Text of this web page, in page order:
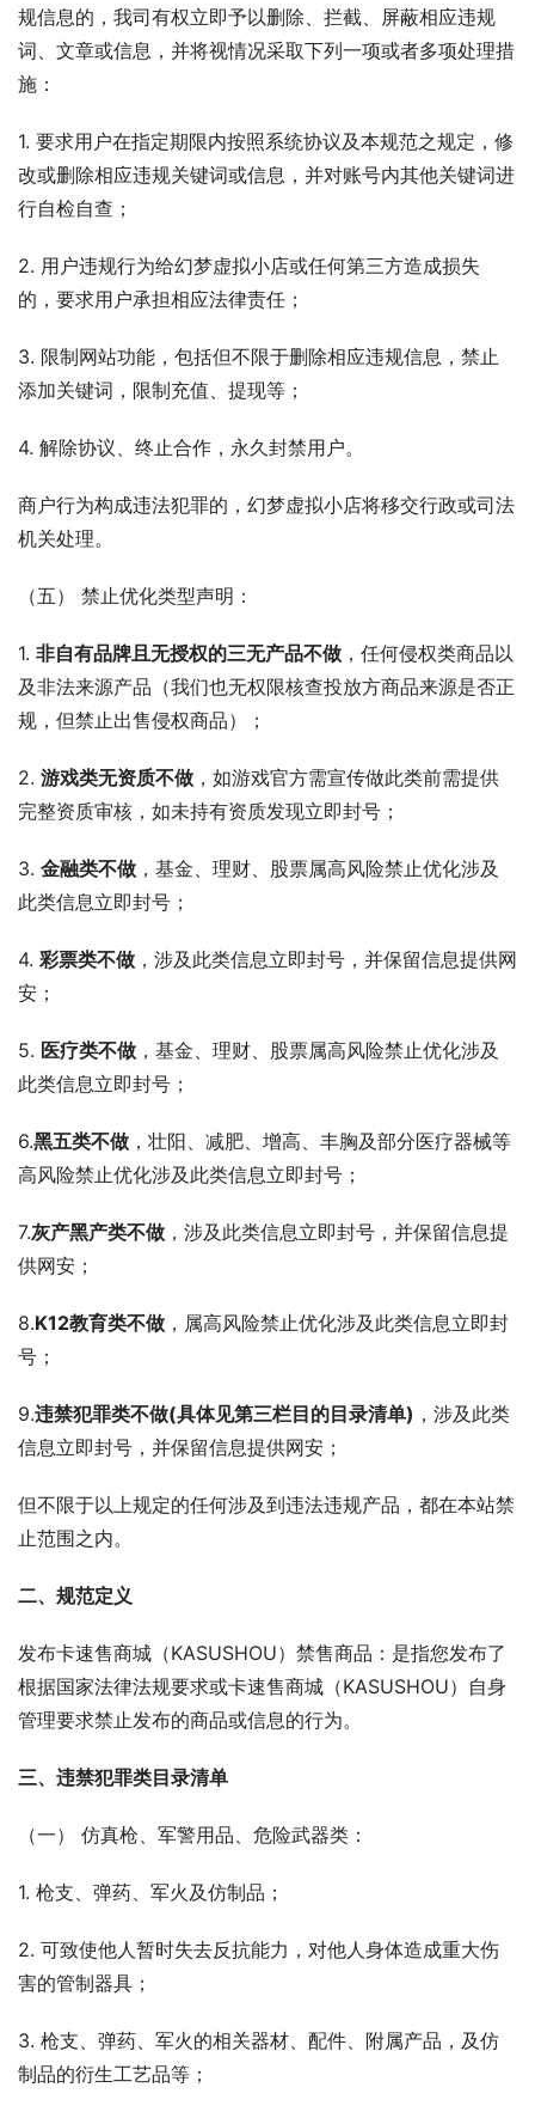
规信息的，我司有权立即予以删除、拦截、屏蔽相应违规
词、文章或信息，并将视情况采取下列一项或者多项处理措
施：
1. 要求用户在指定期限内按照系统协议及本规范之规定，修
改或删除相应违规关键词或信息，并对账号内其他关键词进
行自检自查；
2. 用户违规行为给幻梦虚拟小店或任何第三方造成损失
的，要求用户承担相应法律责任；
3. 限制网站功能，包括但不限于删除相应违规信息，禁止
添加关键词，限制充值、提现等；
4. 解除协议、终止合作，永久封禁用户。
商户行为构成违法犯罪的，幻梦虚拟小店将移交行政或司法
机关处理。
（五） 禁止优化类型声明：
1. 非自有品牌且无授权的三无产品不做 ，任何侵权类商品以
及非法来源产品（我们也无权限核查投放方商品来源是否正
规，但禁止出售侵权商品）；
2. 游戏类无资质不做 ，如游戏官方需宣传做此类前需提供
完整资质审核，如未持有资质发现立即封号；
3. 金融类不做 ，基金、理财、股票属高风险禁止优化涉及
此类信息立即封号；
4. 彩票类不做 ，涉及此类信息立即封号，并保留信息提供网
安；
5. 医疗类不做 ，基金、理财、股票属高风险禁止优化涉及
此类信息立即封号；
6.黑五类不做 ，壮阳、减肥、增高、丰胸及部分医疗器械等
高风险禁止优化涉及此类信息立即封号；
7.灰产黑产类不做 ，涉及此类信息立即封号，并保留信息提
供网安；
8.K12教育类不做 ，属高风险禁止优化涉及此类信息立即封
号；
9.违禁犯罪类不做(具体见第三栏目的目录清单) ，涉及此类
信息立即封号，并保留信息提供网安；
但不限于以上规定的任何涉及到违法违规产品，都在本站禁
止范围之内。
二、规范定义
发布卡速售商城（KASUSHOU）禁售商品：是指您发布了
根据国家法律法规要求或卡速售商城（KASUSHOU）自身
管理要求禁止发布的商品或信息的行为。
三、违禁犯罪类目录清单
（一） 仿真枪、军警用品、危险武器类：
1. 枪支、弹药、军火及仿制品；
2. 可致使他人暂时失去反抗能力，对他人身体造成重大伤
害的管制器具；
3. 枪支、弹药、军火的相关器材、配件、附属产品，及仿
制品的衍生工艺品等；